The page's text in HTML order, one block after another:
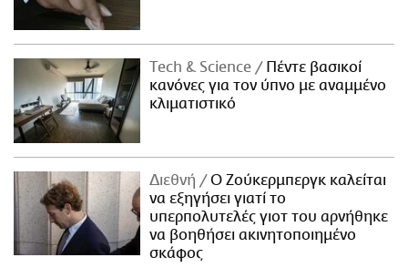
Τech & Science
Πέντε βασικοί
κανόνες για τον ύπνο με αναμμένο
κλιματιστικό
Διεθνή
Ο Ζούκερμπεργκ καλείται
να εξηγήσει γιατί το
υπερπολυτελές γιοτ του αρνήθηκε
να βοηθήσει ακινητοποιημένο
σκάφος